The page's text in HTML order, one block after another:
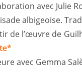
avec Julie
albigeoise.
de l’œuvre de
avec Gemma